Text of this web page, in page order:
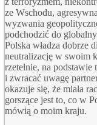
ze Wschodu,
wyzwania
podchodzić do
Polska władza dobrze
neutralizację w swoim
rzetelnie, na podstawie
i zwracać uwagę
okazuje się, że miała
gorszące jest to, co w
mówią o moim kraju.